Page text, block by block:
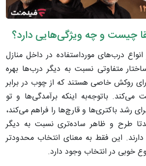
چیست و چه ویژگی‌هایی دارد؟
درب‌های مورداستفاده در داخل منازل
متفاوتی نسبت به دیگر درب‌ها بهره
روکش خاصی هستند که از چوب در برابر
باتوجه‌به اینکه برآمدگی‌ها و تو
رشد باکتری‌ها و قارچ‌ها را فراهم می‌کند،
طرح و ظاهر ساده‌تری نسبت به دیگر
این فقط به معنای انتخاب محدودتر
خوبی در انتخاب وجود دارد.